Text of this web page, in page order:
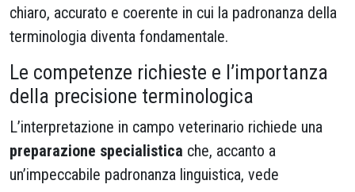
chiaro, accurato e coerente in cui la padronanza della
terminologia diventa fondamentale.
Le competenze richieste e l’importanza
della precisione terminologica
L’interpretazione in campo veterinario richiede una
preparazione specialistica che, accanto a
un’impeccabile padronanza linguistica, vede